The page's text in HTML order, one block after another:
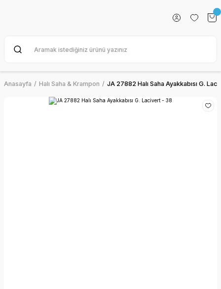
Anasayfa Halı Saha & Krampon JA 27882 Halı Saha Ayakkabısı G.